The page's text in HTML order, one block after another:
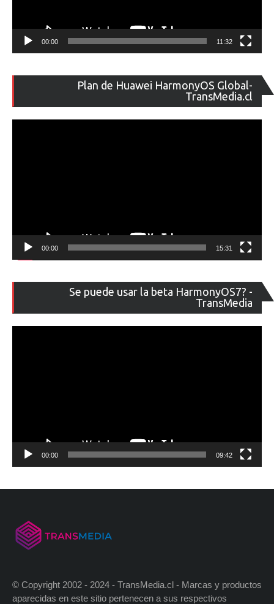
00:00 11:32
Plan de Huawei HarmonyOS Global-
TransMedia.cl
de
00:00 15:31
Se puede usar la beta HarmonyOS7? -
TransMedia
de
00:00 09:42
© Copyright 2002 - 2024 - TransMedia.cl - Marcas y productos
aparecidas en este sitio pertenecen a sus respectivos